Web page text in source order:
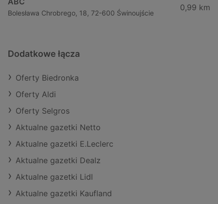
Bolesława Chrobrego, 18, 72-600 Świnoujście
0,99 km
Dodatkowe łącza
Oferty Biedronka
Oferty Aldi
Oferty Selgros
Aktualne gazetki Netto
Aktualne gazetki E.Leclerc
Aktualne gazetki Dealz
Aktualne gazetki Lidl
Aktualne gazetki Kaufland